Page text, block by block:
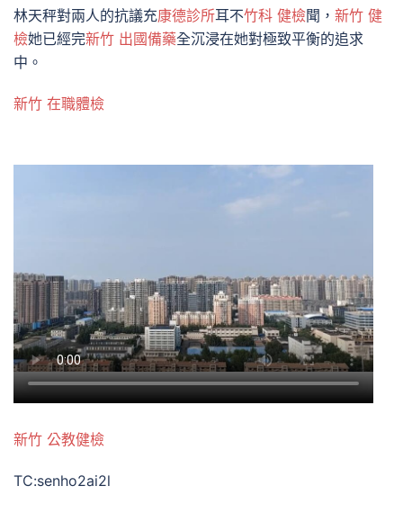
林天秤對兩人的抗議充康德診所耳不竹科 健檢聞， 新竹 健
檢她已經完新竹 出國備藥全沉浸在她對極致平衡的追求
中。
新竹 在職體檢
新竹 公教健檢
TC:senho2ai2l